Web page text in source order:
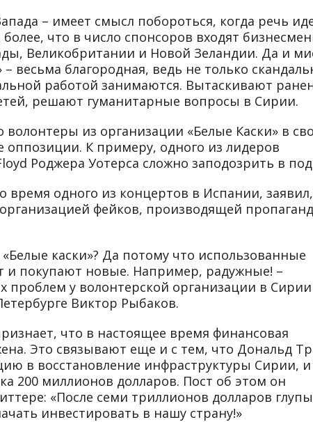
– имеет смысл побороться, когда речь
что в число спонсоров входят
Великобритании и Новой Зеландии. Да и
весьма благородная, ведь не только
работой занимаются. Вытаскивают
решают гуманитарные вопросы в Сирии.
из организации «Белые Каски» в
оппозиции. К примеру, одного из лидеров
Роджера Уотерса сложно заподозрить в
одного из концертов в Испании,
фейков, производящей
каски»? Да потому что использованные
и покупают новые. Например, радужные! –
проблем у волонтерской организации в Сирии
Виктор Рыбаков.
что в настоящее время финансовая
Это связывают еще и с тем, что Дональд
в восстановление инфраструктуры Сирии, и
200 миллионов долларов. Пост об этом он
«После семи триллионов долларов
инвестировать в нашу страну!»